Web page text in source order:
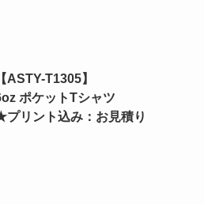
【ASTY-T1305】
ポケットTシャツ
リント込み：お見積り